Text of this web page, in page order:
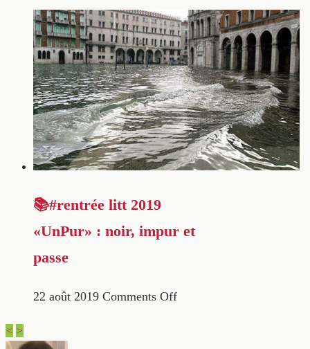
📚#rentrée litt 2019
«UnPur» : noir, impur et
passe
22 août 2019 Comments Off
< >